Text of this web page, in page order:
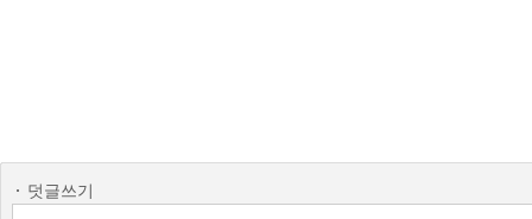
덧글쓰기